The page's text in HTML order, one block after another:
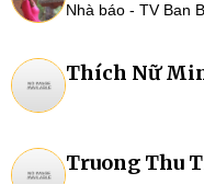
Nhà báo - TV Ban
Thích Nữ
Truong Thu